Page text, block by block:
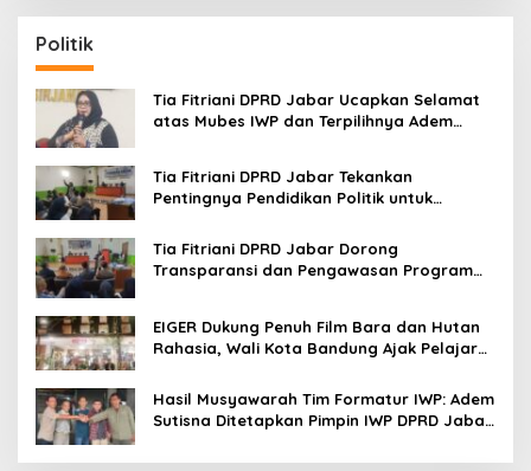
r
c
h
f
o
:
Politik
Tia Fitriani DPRD Jabar Ucapkan Selamat
atas Mubes IWP dan Terpilihnya Adem
Tia Fitriani DPRD Jabar Tekankan
Pentingnya Pendidikan Politik untuk
Bandung
Tia Fitriani DPRD Jabar Dorong
Transparansi dan Pengawasan Program
EIGER Dukung Penuh Film Bara dan Hutan
Rahasia, Wali Kota Bandung Ajak Pelajar
Hasil Musyawarah Tim Formatur IWP: Adem
Sutisna Ditetapkan Pimpin IWP DPRD Jabar